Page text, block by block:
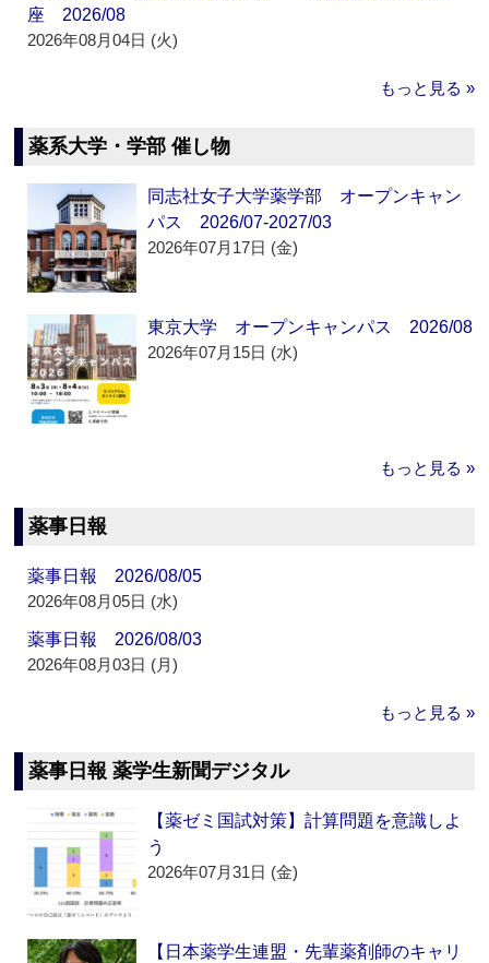
座 2026/08
2026年08月04日 (火)
もっと見る »
薬系大学・学部 催し物
同志社女子大学薬学部 オープンキャン
パス 2026/07-2027/03
2026年07月17日 (金)
東京大学 オープンキャンパス 2026/08
2026年07月15日 (水)
もっと見る »
薬事日報
薬事日報 2026/08/05
2026年08月05日 (水)
薬事日報 2026/08/03
2026年08月03日 (月)
もっと見る »
薬事日報 薬学生新聞デジタル
【薬ゼミ国試対策】計算問題を意識しよ
う
2026年07月31日 (金)
【日本薬学生連盟・先輩薬剤師のキャリ